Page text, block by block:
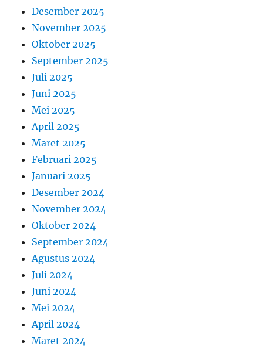
Desember 2025
November 2025
Oktober 2025
September 2025
Juli 2025
Juni 2025
Mei 2025
April 2025
Maret 2025
Februari 2025
Januari 2025
Desember 2024
November 2024
Oktober 2024
September 2024
Agustus 2024
Juli 2024
Juni 2024
Mei 2024
April 2024
Maret 2024